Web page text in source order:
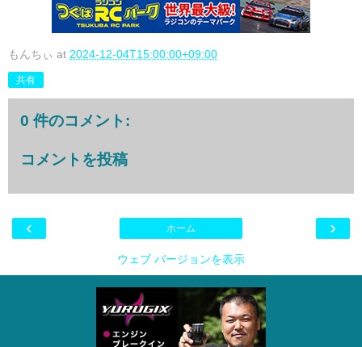
もんちぃ at 2024-12-04T15:00:00+09:00
共有
0 件のコメント:
コメントを投稿
‹ ›
ホーム
ウェブ バージョンを表示